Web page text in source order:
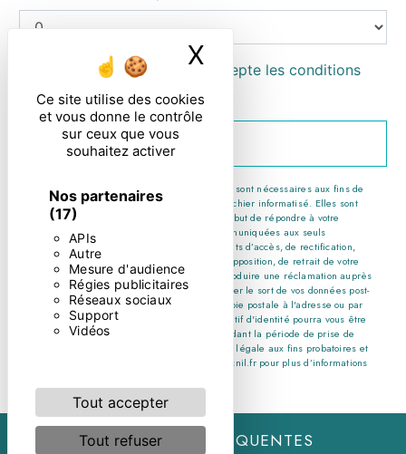
Ce site utilise des cookies
et vous donne le contrôle
sur ceux que vous
souhaitez activer
Nos partenaires
(17)
APIs
Autre
Mesure d'audience
Régies publicitaires
Réseaux sociaux
Support
Vidéos
Tout accepter
Tout refuser
X Masquer le
En cochant cette case, j'accepte les conditions
particulières ci-dessous **
ENVOYER
** Les données personnelles communiquées sont nécessaires aux fins de
vous contacter et sont enregistrées dans un fichier informatisé. Elles sont
destinées à et ses sous-traitants dans le seul but de répondre à votre
message. Les données collectées seront communiquées aux seuls
destinataires suivants: . Vous disposez de droits d’accès, de rectification,
d’effacement, de portabilité, de limitation, d’opposition, de retrait de votre
consentement à tout moment et du droit d’introduire une réclamation auprès
d’une autorité de contrôle, ainsi que d’organiser le sort de vos données post-
mortem. Vous pouvez exercer ces droits par voie postale à l'adresse ou par
courrier électronique à l'adresse . Un justificatif d'identité pourra vous être
demandé. Nous conservons vos données pendant la période de prise de
contact puis pendant la durée de prescription légale aux fins probatoires et
de gestion des contentieux. Consultez le site cnil.fr pour plus d’informations
RECHERCHES FRÉQUENTES